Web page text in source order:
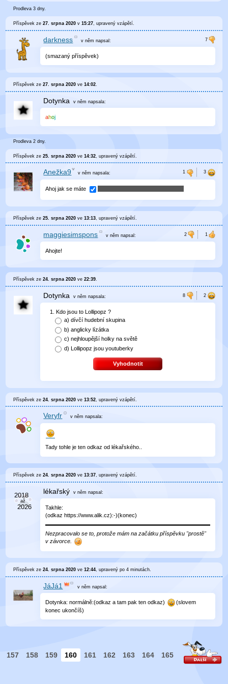
Prodleva 3 dny.
Příspěvek ze27. srpna 2020 v15:27, upravenývzápětí.
darkness v němnapsal:
(smazaný příspěvek)
Příspěvek ze27. srpna 2020 ve14:02.
Dotynka v něm napsala:
ahoj
Prodleva 2 dny.
Příspěvek ze25. srpna 2020 ve14:32 , upravenývzápětí
Anežka9 v něm napsala:
Ahoj jak se máte
Příspěvek ze25. srpna 2020 ve13:13, upravenývzápětí.
maggiesimspons v němnapsal:
Ahojte!
Příspěvek ze24. srpna 2020 ve22:39.
Dotynka v něm napsala:
Kdo jsou to Lollipopz ?
a) dívčí hudební skupina
b) anglicky lízátka
c) nejhloupější holky na světě
d) Lollipopz jsou youtuberky
Vyhodnotit
Příspěvek ze24. srpna 2020 ve13:52 , upravenývzápětí
Veryfr v němnapsala:
Tady tohle je ten odkaz od lékařského..
Příspěvek ze24. srpna 2020 ve13:37, upravenývzápětí.
lékařský v něm napsal:
Takhle:
(odkaz https://www.alik.cz):-)(konec)
Nezpracovalo se to, protože mám na začátku příspěvku "prostě"
v závorce.
Příspěvek ze24. srpna 2020 ve12:44, upravenýpo 4 minutách.
JáJá1 v něm napsal:
Dotynka: normálně:(odkaz a tam pak ten odkaz)
(slovem
konec ukončíš)
157 158 159 160 161 162 163 164 165